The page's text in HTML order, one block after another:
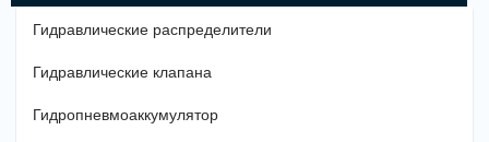
Гидравлические распределители
Гидравлические клапана
Гидропневмоаккумулятор